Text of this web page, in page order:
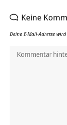
Keine
Deine E-Mail-Adresse